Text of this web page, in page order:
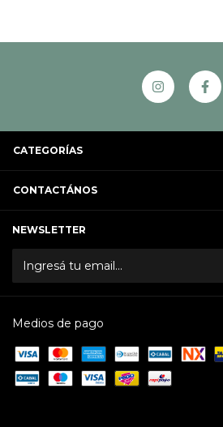
CATEGORÍAS
CONTACTÁNOS
NEWSLETTER
Medios de pago